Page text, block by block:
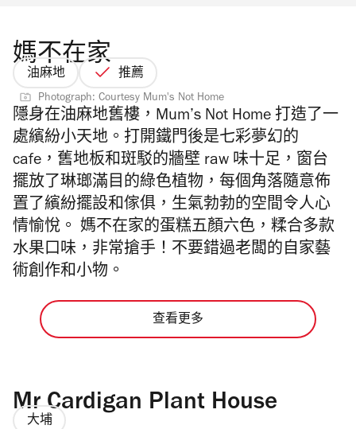
媽不在家
油麻地 推薦
Photograph: Courtesy Mum's Not Home
隱身在油麻地舊樓，Mum’s Not Home 打造了一
處繽紛小天地。打開鐵門後是七彩夢幻的
cafe，舊地板和斑駁的牆壁 raw 味十足，窗台
擺放了 琳瑯滿目的綠色植物，每個角落隨意佈
置了 繽紛擺設和傢俱，生氣勃勃的空間令人心
情愉悅。 媽不在家的蛋糕五顏六色，糅合多款
水果口味，非常搶手！不要錯過老闆的自家藝
術創作和小物。
查看更多
Mr Cardigan Plant House
大埔